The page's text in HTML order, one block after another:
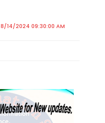
8/14/2024 09:30:00 AM